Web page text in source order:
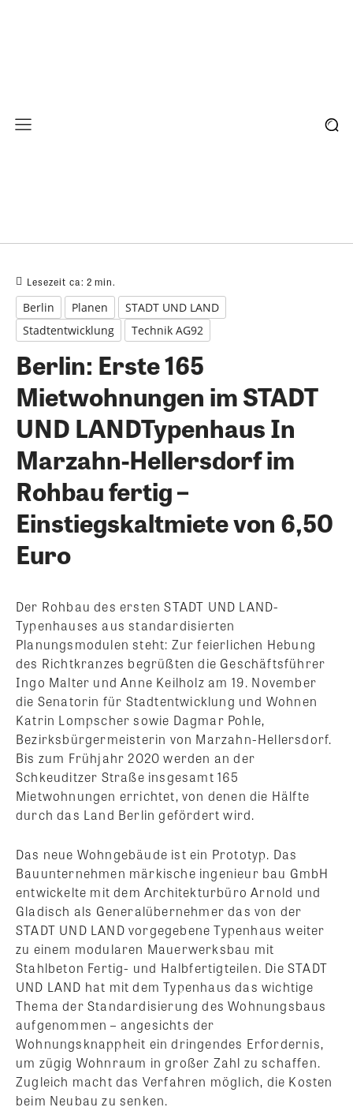
Lesezeit ca: 2 min.
Berlin Planen
STADT UND LAND
Stadtentwicklung
Technik AG92
Berlin: Erste 165
Mietwohnungen im STADT
UND LANDTypenhaus In
Marzahn-Hellersdorf im
Rohbau fertig –
Einstiegskaltmiete von 6,50
Euro
Der Rohbau des ersten STADT UND LAND-
Typenhauses aus standardisierten
Planungsmodulen steht: Zur feierlichen Hebung
des Richtkranzes begrüßten die Geschäftsführer
Ingo Malter und Anne Keilholz am 19. November
die Senatorin für Stadtentwicklung und Wohnen
Katrin Lompscher sowie Dagmar Pohle,
Bezirksbürgermeisterin von Marzahn-Hellersdorf.
Bis zum Frühjahr 2020 werden an der
Schkeuditzer Straße insgesamt 165
Mietwohnungen errichtet, von denen die Hälfte
durch das Land Berlin gefördert wird.
Das neue Wohngebäude ist ein Prototyp. Das
Bauunternehmen märkische ingenieur bau GmbH
entwickelte mit dem Architekturbüro Arnold und
Gladisch als Generalübernehmer das von der
STADT UND LAND vorgegebene Typenhaus weiter
zu einem modularen Mauerwerksbau mit
Stahlbeton Fertig- und Halbfertigteilen. Die STADT
UND LAND hat mit dem Typenhaus das wichtige
Thema der Standardisierung des Wohnungsbaus
aufgenommen – angesichts der
Wohnungsknappheit ein dringendes Erfordernis,
um zügig Wohnraum in großer Zahl zu schaffen.
Zugleich macht das Verfahren möglich, die Kosten
beim Neubau zu senken.